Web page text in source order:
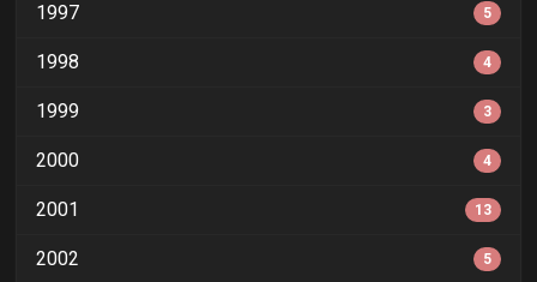
1997 5
1998 4
1999 3
2000 4
2001 13
2002 5